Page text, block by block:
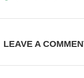
LEAVE A